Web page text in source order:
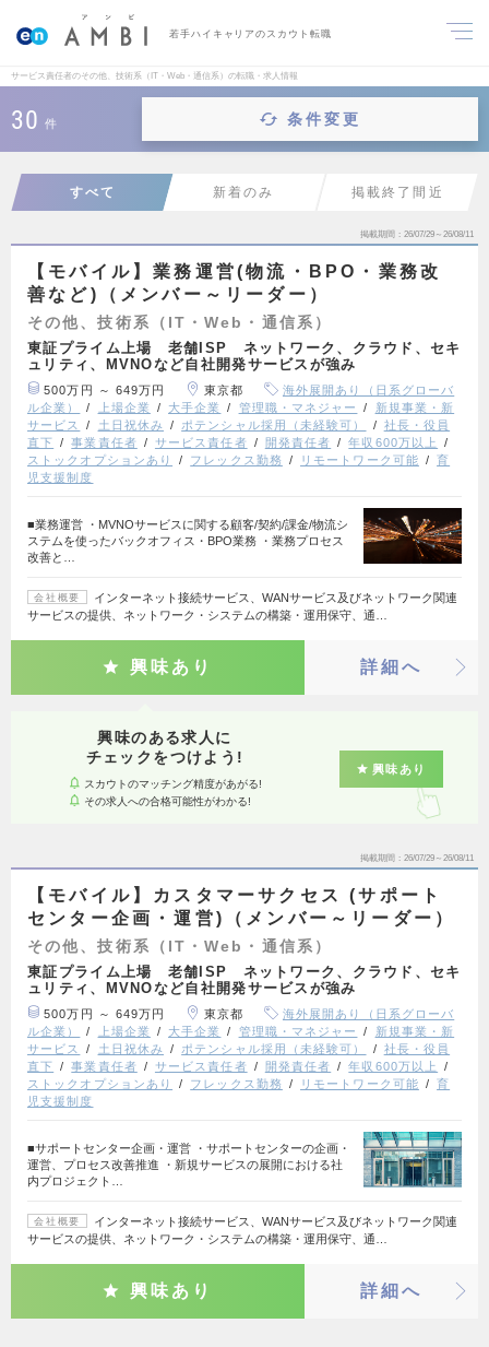
若手ハイキャリアのスカウト転職
サービス責任者のその他、技術系（IT・Web・通信系）の転職・求人情報
30 件 条件変更
すべて 新着のみ 掲載終了間近
掲載期間 26/07/29～26/08/11
【モバイル】業務運営(物流・BPO・業務改
善など)（メンバー～リーダー）
その他、技術系（IT・Web・通信系）
東証プライム上場 老舗ISP ネットワーク、クラウド、セキ
ュリティ、MVNOなど自社開発サービスが強み
500万円 ～ 649万円 東京都
海外展開あり（日系グローバ
ル企業）
上場企業 大手企業 管理職・マネジャー
新規事業・新
サービス
土日祝休み ポテンシャル採用（未経験可）
社長・役員
直下
事業責任者 サービス責任者 開発責任者
年収600万以上
ストックオプションあり
フレックス勤務 リモートワーク可能
育
児支援制度
■業務運営 ・MVNOサービスに関する顧客/契約/課金/物流シ
ステムを使ったバックオフィス・BPO業務 ・業務プロセス
改善と…
会社概要
インターネット接続サービス、WANサービス及びネットワーク関連
サービスの提供、ネットワーク・システムの構築・運用保守、通…
興味あり 詳細へ
興味のある求人に
チェックをつけよう!
スカウトのマッチング精度があがる!
その求人への合格可能性がわかる!
興味あり
掲載期間 26/07/29～26/08/11
【モバイル】カスタマーサクセス (サポート
センター企画・運営)（メンバー～リーダー）
その他、技術系（IT・Web・通信系）
東証プライム上場 老舗ISP ネットワーク、クラウド、セキ
ュリティ、MVNOなど自社開発サービスが強み
500万円 ～ 649万円 東京都
海外展開あり（日系グローバ
ル企業）
上場企業 大手企業 管理職・マネジャー
新規事業・新
サービス
土日祝休み ポテンシャル採用（未経験可）
社長・役員
直下
事業責任者 サービス責任者 開発責任者
年収600万以上
ストックオプションあり
フレックス勤務 リモートワーク可能
育
児支援制度
■サポートセンター企画・運営 ・サポートセンターの企画・
運営、プロセス改善推進 ・新規サービスの展開における社
内プロジェクト…
会社概要
インターネット接続サービス、WANサービス及びネットワーク関連
サービスの提供、ネットワーク・システムの構築・運用保守、通…
興味あり 詳細へ